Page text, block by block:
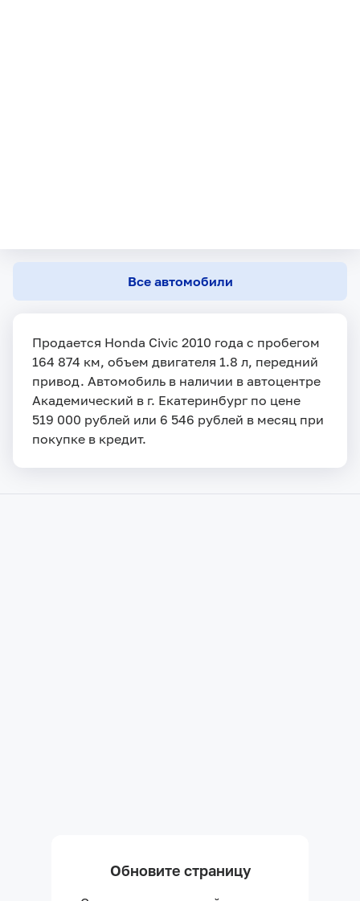
Все автомобили
Продается Honda Civic 2010 года с пробегом
164 874 км, объем двигателя 1.8 л, передний
привод. Автомобиль в наличии в автоцентре
Академический в г. Екатеринбург по цене
519 000 рублей или 6 546 рублей в месяц при
покупке в кредит.
Обновите страницу